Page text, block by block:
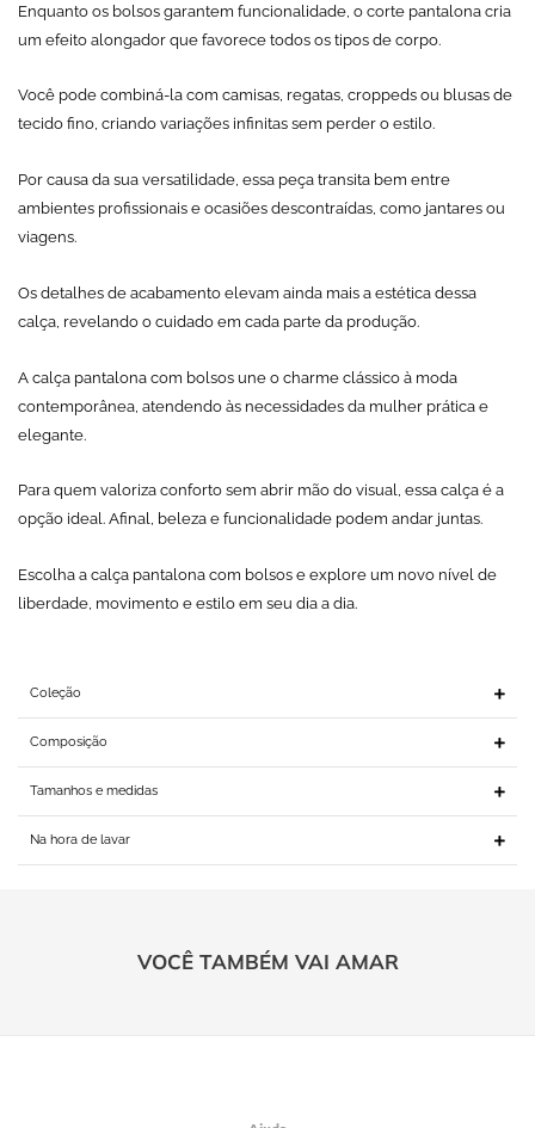
Enquanto os bolsos garantem funcionalidade, o corte pantalona cria
um efeito alongador que favorece todos os tipos de corpo.
Você pode combiná-la com camisas, regatas, croppeds ou blusas de
tecido fino, criando variações infinitas sem perder o estilo.
Por causa da sua versatilidade, essa peça transita bem entre
ambientes profissionais e ocasiões descontraídas, como jantares ou
viagens.
Os detalhes de acabamento elevam ainda mais a estética dessa
calça, revelando o cuidado em cada parte da produção.
A calça pantalona com bolsos une o charme clássico à moda
contemporânea, atendendo às necessidades da mulher prática e
elegante.
Para quem valoriza conforto sem abrir mão do visual, essa calça é a
opção ideal. Afinal, beleza e funcionalidade podem andar juntas.
Escolha a calça pantalona com bolsos e explore um novo nível de
liberdade, movimento e estilo em seu dia a dia.
Coleção
Composição
Tamanhos e medidas
Na hora de lavar
VOCÊ TAMBÉM VAI AMAR